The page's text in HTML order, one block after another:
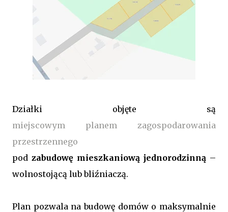
Działki objęte są
miejscowym planem zagospodarowania
przestrzennego
pod zabudowę mieszkaniową jednorodzinną –
wolnostojącą lub bliźniaczą.
Plan pozwala na budowę domów o maksymalnie